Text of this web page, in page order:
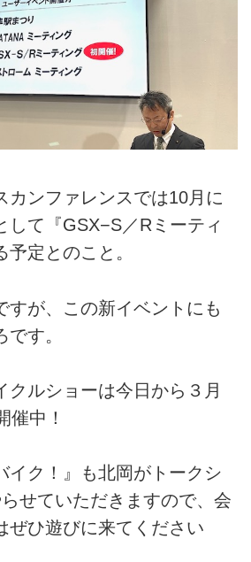
カンファレンスでは10月に
して『GSX−S／Rミーティ
定とのこと。
すが、この新イベントにも
す。
クルショーは今日から３月
催中！
イク！』も北岡がトークシ
せていただきますので、会
ぜひ遊びに来てください